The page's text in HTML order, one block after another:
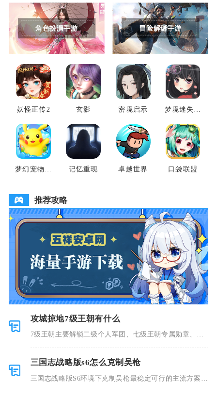
角色扮演手游 冒险解谜手游
妖怪正传2 玄影 密境启示
梦境迷失之
梦幻宠物联
记忆重现 卓越世界 口袋联盟
推荐攻略
攻城掠地7级王朝有什么
7级王朝主要解锁二级个人军团、七级王朝专属勋章、南
三国志战略版s6怎么克制吴枪
三国志战略版S6环境下克制吴枪最稳定可行的主流方案分